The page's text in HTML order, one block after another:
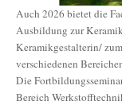
Auch 2026 bietet die
Ausbildung zur
Keramikgestalterin/
verschiedenen
Die
Bereich